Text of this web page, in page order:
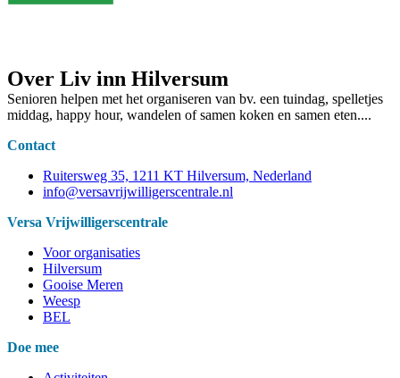
Over Liv inn Hilversum
Senioren helpen met het organiseren van bv. een tuindag, spelletjes
middag, happy hour, wandelen of samen koken en samen eten....
Contact
Ruitersweg 35, 1211 KT Hilversum, Nederland
info@versavrijwilligerscentrale.nl
Versa Vrijwilligerscentrale
Voor organisaties
Hilversum
Gooise Meren
Weesp
BEL
Doe mee